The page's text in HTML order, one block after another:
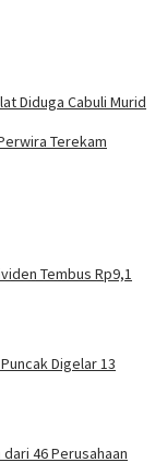
Diduga Cabuli Murid
Terekam
Tembus Rp9,1
Digelar 13
46 Perusahaan